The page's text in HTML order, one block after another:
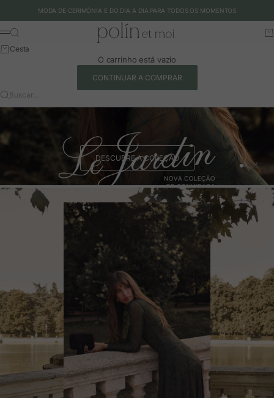
MODA DE CERIMÓNIA E DO DIA A DIA PARA TODOS OS MOMENTOS
Polín et moi - EU
Menu
Buscar
Cesta
O carrinho está vazio
CONTINUAR A COMPRAR
Buscar…
DESCUBRE A COLEÇÃO
Ir para o
Ir para